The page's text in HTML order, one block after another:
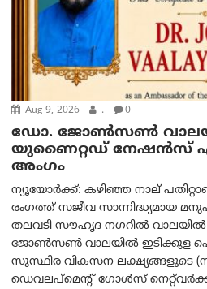
Aug 9, 2026 . 0
ഡോ. ജോൺസൺ
യുണൈറ്റഡ് നേഷൻസ്
അംഗം
ന്യൂയോര്‍ക്ക്: കഴിഞ്ഞ നാല്
രംഗത്ത് സജീവ സാന്നിദ്ധ്യമായ
തലവടി സൗഹൃദ നഗറിൽ
ജോൺസൺ വാലയിൽ ഇടിക്കുള
സുസ്ഥിര വികസന ലക്ഷ്യങ്ങളുടെ
ഡെവലപ്‌മെന്റ് ഗോൾസ്